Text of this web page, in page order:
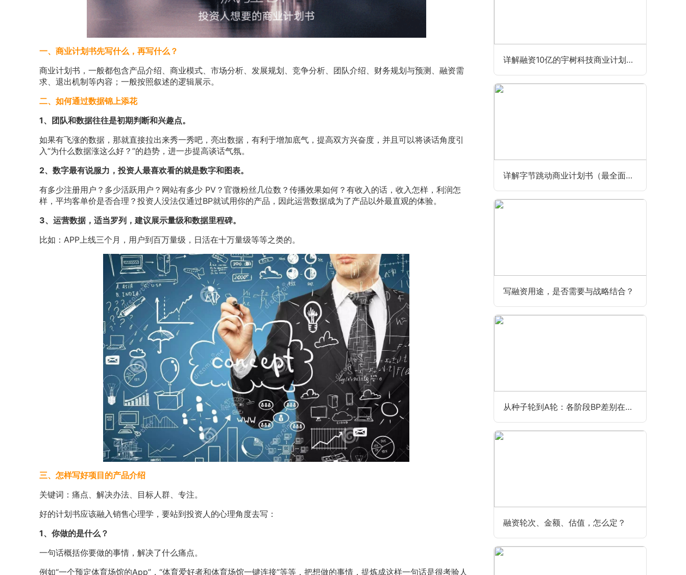
一、商业计划书先写什么，再写什么？
商业计划书，一般都包含产品介绍、商业模式、市场分析、发展规划、竞争分析、团队介绍、财务规划与预测、融资需
求、退出机制等内容；一般按照叙述的逻辑展示。
二、如何通过数据锦上添花
1、团队和数据往往是初期判断和兴趣点。
如果有飞涨的数据，那就直接拉出来秀一秀吧，亮出数据，有利于增加底气，提高双方兴奋度，并且可以将谈话角度引
入“为什么数据涨这么好？”的趋势，进一步提高谈话气氛。
2、数字最有说服力，投资人最喜欢看的就是数字和图表。
有多少注册用户？多少活跃用户？网站有多少 PV？官微粉丝几位数？传播效果如何？有收入的话，收入怎样，利润怎
样，平均客单价是否合理？投资人没法仅通过BP就试用你的产品，因此运营数据成为了产品以外最直观的体验。
3、运营数据，适当罗列，建议展示量级和数据里程碑。
比如：APP上线三个月，用户到百万量级，日活在十万量级等等之类的。
三、怎样写好项目的产品介绍
关键词：痛点、解决办法、目标人群、专注。
好的计划书应该融入销售心理学，要站到投资人的心理角度去写：
1、你做的是什么？
一句话概括你要做的事情，解决了什么痛点。
例如“一个预定体育场馆的App”，“体育爱好者和体育场馆一键连接”等等，把想做的事情，提炼成这样一句话是很考验人
详解融资10亿的宇树科技商业计划书（最全最新版）
详解字节跳动商业计划书（最全面完整版）
写融资用途，是否需要与战略结合？
从种子轮到A轮：各阶段BP差别在哪？
融资轮次、金额、估值，怎么定？